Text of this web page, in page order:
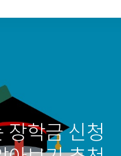
장학금 신청